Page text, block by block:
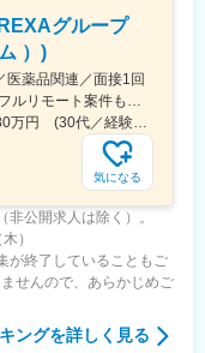
グループ
）)
医薬品関連／面接1回
気になる
公開求人は除く）。
）
が終了していることもご
せんので、あらかじめご
ングを詳しく見る